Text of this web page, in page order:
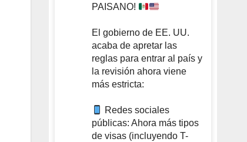
PAISANO!
El gobierno de EE. UU.
acaba de apretar las
reglas para entrar al país y
la revisión ahora viene
más estricta:
Redes sociales
públicas: Ahora más tipos
de visas (incluyendo T-